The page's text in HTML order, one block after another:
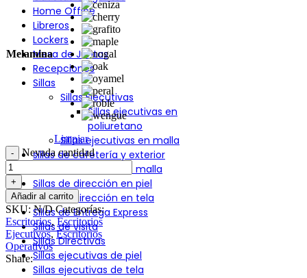
Home Office
Libreros
Lockers
Mesa de Juntas
Recepciones
Sillas
Sillas Ejecutivas
Sillas ejecutivas en
poliuretano
Sillas ejecutivas en malla
sillas de cafetería y exterior
Sillas de dirección en malla
Sillas de dirección en piel
Sillas de dirección en tela
Sillas de Entrega Express
Sillas de visita
Sillas Directivas
Sillas ejecutivas de piel
Sillas ejecutivas de tela
Melamina
Limpiar
Nevada cantidad
Añadir al carrito
SKU:N/DCategorías:
Escritorios, Escritorios
Ejecutivos, Escritorios
Operativos
Share: